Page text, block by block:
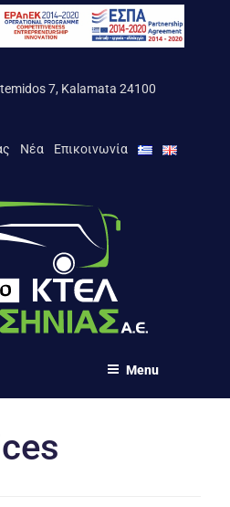
7, Kalamata 24100
Νέα Επικοινωνία
Α.Ε.
Menu